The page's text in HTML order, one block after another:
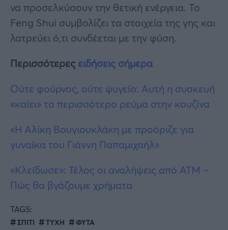
να προσελκύσουν την θετική ενέργεια. Το
Feng Shui συμβολίζει τα στοιχεία της γης και
λατρεύει ό,τι συνδέεται με την φύση.
Περισσότερες ειδήσεις σήμερα
Ούτε φούρνος, ούτε ψυγείο: Αυτή η συσκευή
«καίει» το περισσότερο ρεύμα στην κουζίνα
«Η Αλίκη Βουγιουκλάκη με προόριζε για
γυναίκα του Γιάννη Παπαμιχαήλ»
«Κλείδωσε»: Τέλος οι αναλήψεις από ΑΤΜ –
Πώς θα βγάζουμε χρήματα
TAGS:
ΣΠΙΤΙ ΤΥΧΗ ΦΥΤΑ